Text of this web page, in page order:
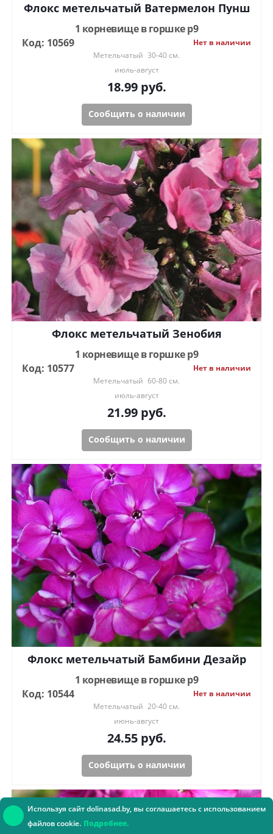
Флокс метельчатый Ватермелон Пунш
1 корневище в горшке р9
Код: 10569
Нет в наличии
Метельчатый 30-40 см.
июль-август
18.99руб.
Сообщить о наличии
Флокс метельчатый Зенобия
1 корневище в горшке р9
Код: 10577
Нет в наличии
Метельчатый 60-80 см.
июль-август
21.99руб.
Сообщить о наличии
Флокс метельчатый Бамбини Дезайр
1 корневище в горшке р9
Код: 10544
Нет в наличии
Метельчатый 20-40 см.
июнь-август
24.55руб.
Сообщить о наличии
Используя сайт dolinasad.by, вы соглашаетесь с использованием
файлов cookie. Подробнее.